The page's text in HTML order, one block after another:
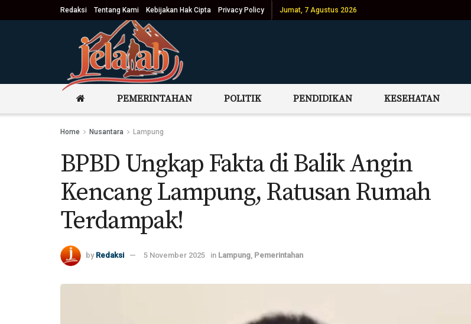
Redaksi Tentang Kami Kebijakan Hak Cipta Privacy Policy Jumat, 7 Agustus 2026
PEMERINTAHAN POLITIK PENDIDIKAN KESEHATAN
Home Nusantara Lampung
BPBD Ungkap Fakta di Balik Angin
Kencang Lampung, Ratusan Rumah
Terdampak!
by Redaksi 5 November 2025 in Lampung Pemerintahan